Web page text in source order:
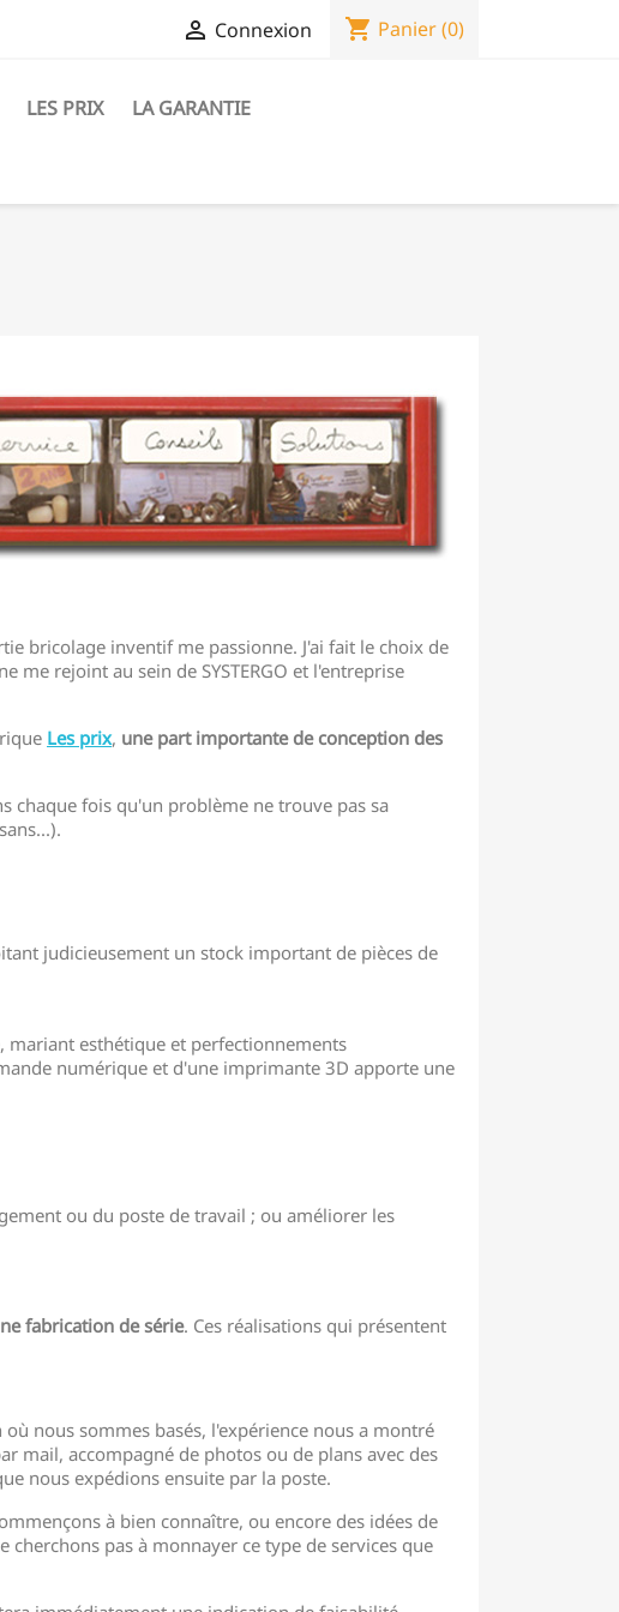
 Connexion shopping_cart Panier(0)
LES PRIX LA GARANTIE
bricolage inventif me passionne. J'ai fait le choix de
rejoint au sein de SYSTERGO et l'entreprise
Les prix, une part importante de conception des
chaque fois qu'un problème ne trouve pas sa
judicieusement un stock important de pièces de
mariant esthétique et perfectionnements
numérique et d'une imprimante 3D apporte une
ou du poste de travail ; ou améliorer les
fabrication de série. Ces réalisations qui présentent
nous sommes basés, l'expérience nous a montré
mail, accompagné de photos ou de plans avec des
nous expédions ensuite par la poste.
à bien connaître, ou encore des idées de
pas à monnayer ce type de services que